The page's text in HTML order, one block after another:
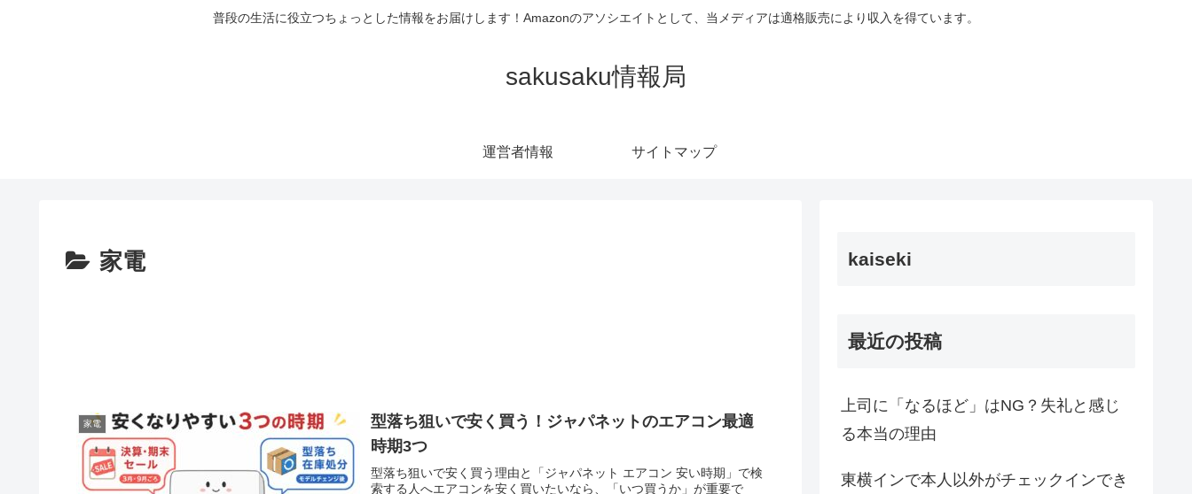
普段の生活に役立つちょっとした情報をお届けします！Amazonのアソシエイトとして、当メディアは適格販売により収入を得ています。
sakusaku情報局
運営者情報 サイトマップ
家電
家電
型落ち狙いで安く買う！ジャパネットのエアコン最適
時期3つ
型落ち狙いで安く買う理由と「ジャパネット エアコン 安い時期」で検
索する人へエアコンを安く買いたいなら、「いつ買うか」が重要で
kaiseki
最近の投稿
上司に「なるほど」はNG？失礼と感じ
る本当の理由
東横インで本人以外がチェックインでき